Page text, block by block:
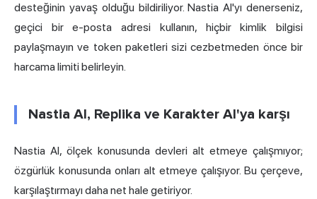
desteğinin yavaş olduğu bildiriliyor. Nastia AI'yı denerseniz,
geçici bir e-posta adresi kullanın, hiçbir kimlik bilgisi
paylaşmayın ve token paketleri sizi cezbetmeden önce bir
harcama limiti belirleyin.
Nastia AI, Replika ve Karakter AI'ya karşı
Nastia AI, ölçek konusunda devleri alt etmeye çalışmıyor;
özgürlük konusunda onları alt etmeye çalışıyor. Bu çerçeve,
karşılaştırmayı daha net hale getiriyor.